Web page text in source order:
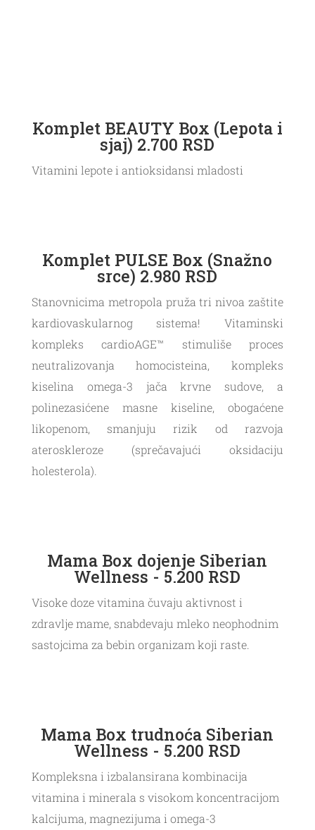
Komplet BEAUTY Box (Lepota i
sjaj) 2.700 RSD
Vitamini lepote i antioksidansi mladosti
Komplet PULSE Box (Snažno
srce) 2.980 RSD
Stanovnicima metropola pruža tri nivoa zaštite
kardiovaskularnog sistema! Vitaminski
kompleks cardioAGE™ stimuliše proces
neutralizovanja homocisteina, kompleks
kiselina omega-3 jača krvne sudove, a
polinezasićene masne kiseline, obogaćene
likopenom, smanjuju rizik od razvoja
ateroskleroze (sprečavajući oksidaciju
holesterola).
Mama Box dojenje Siberian
Wellness - 5.200 RSD
Visoke doze vitamina čuvaju aktivnost i
zdravlje mame, snabdevaju mleko neophodnim
sastojcima za bebin organizam koji raste.
Mama Box trudnoća Siberian
Wellness - 5.200 RSD
Kompleksna i izbalansirana kombinacija
vitamina i minerala s visokom koncentracijom
kalcijuma, magnezijuma i omega-3